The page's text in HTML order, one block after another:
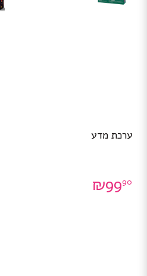
ערכת מדע
₪9990